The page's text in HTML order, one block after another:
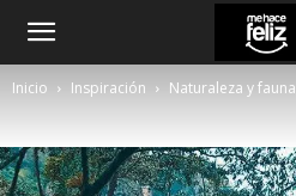
Inicio Inspiración Naturaleza y fauna